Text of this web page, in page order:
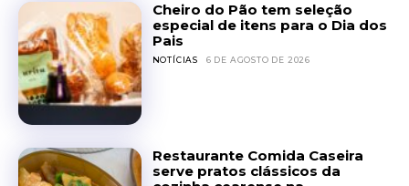
Cheiro do Pão tem seleção
especial de itens para o Dia dos
Pais
NOTÍCIAS 6 DE AGOSTO DE 2026
Restaurante Comida Caseira
serve pratos clássicos da